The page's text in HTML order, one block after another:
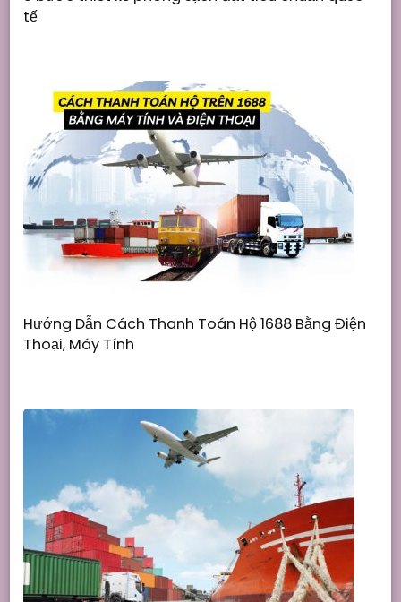
tế
Hướng Dẫn Cách Thanh Toán Hộ 1688 Bằng Điện
Thoại, Máy Tính